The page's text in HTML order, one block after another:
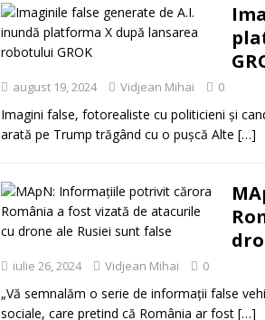
august 19, 2024 Vidjean Mihai 0
Imagini false, fotorealiste cu politicieni și
arată pe Trump trăgând cu o pușcă Alte […]
iulie 26, 2024 Vidjean Mihai 0
„Vă semnalăm o serie de informaţii false
sociale, care pretind că România ar fost […]